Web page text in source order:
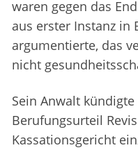
waren gegen das
aus erster Instanz in
argumentierte, das
nicht
Sein Anwalt
Berufungsurteil
Kassationsgericht